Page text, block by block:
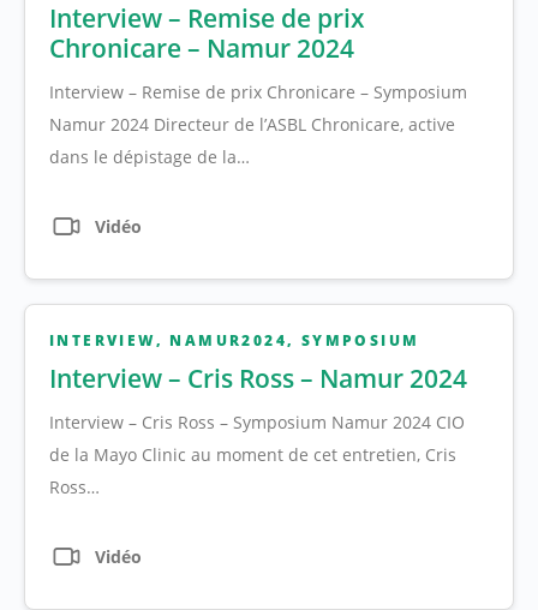
Interview – Remise de prix
Chronicare – Namur 2024
Interview – Remise de prix Chronicare – Symposium
Namur 2024 Directeur de l’ASBL Chronicare, active
dans le dépistage de la…
Vidéo
INTERVIEW, NAMUR2024, SYMPOSIUM
Interview – Cris Ross – Namur 2024
Interview – Cris Ross – Symposium Namur 2024 CIO
de la Mayo Clinic au moment de cet entretien, Cris
Ross…
Vidéo